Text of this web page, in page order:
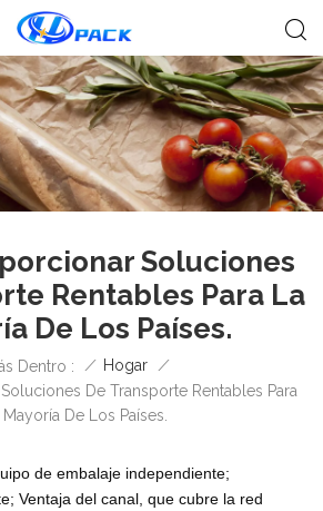
Soluciones
Rentables Para La
De Los Países.
Dentro : / Hogar
/
De Transporte Rentables Para
Mayoría De Los Países.
de embalaje independiente;
Ventaja del canal, que cubre la red